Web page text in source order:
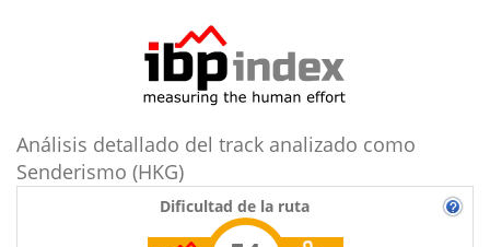
Análisis detallado del track analizado como
Senderismo (HKG)
Dificultad de la ruta